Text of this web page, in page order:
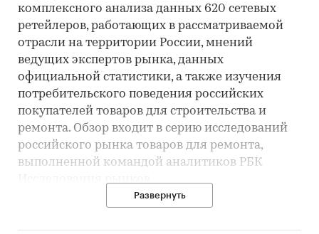
комплексного анализа данных 620 сетевых
ретейлеров, работающих в рассматриваемой
отрасли на территории России, мнений
ведущих экспертов рынка, данных
официальной статистики, а также изучения
потребительского поведения российских
покупателей товаров для строительства и
ремонта. Обзор входит в серию исследований
российского рынка товаров для ремонта,
выполненной командой аналитиков РБК
Исследования рынков
Основная часть исследования посвящена
на рынок DIY в России. В обзоре представлена
Развернуть